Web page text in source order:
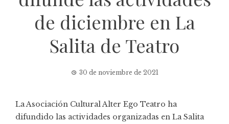
de diciembre en La
Salita de Teatro
30 de noviembre de 2021
La Asociación Cultural Alter Ego Teatro ha
difundido las actividades organizadas en La Salita